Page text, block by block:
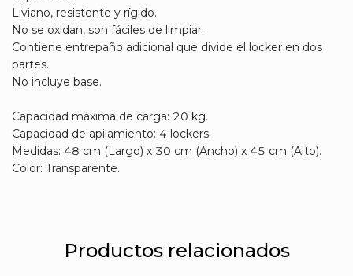
Liviano, resistente y rígido.
No se oxidan, son fáciles de limpiar.
Contiene entrepaño adicional que divide el locker en dos
partes.
No incluye base.
Capacidad máxima de carga: 20 kg.
Capacidad de apilamiento: 4 lockers.
Medidas: 48 cm (Largo) x 30 cm (Ancho) x 45 cm (Alto).
Color: Transparente.
Productos relacionados